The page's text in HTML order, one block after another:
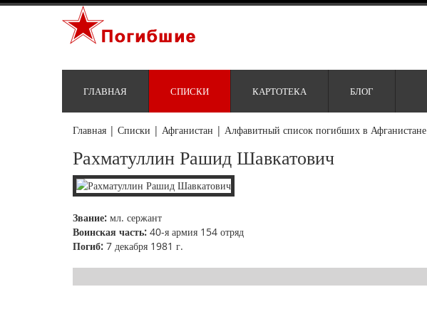
ГЛАВНАЯ СПИСКИ КАРТОТЕКА БЛОГ
Главная | Списки | Афганистан | Алфавитный список погибших в Афганистане
Рахматуллин Рашид Шавкатович
Звание: мл. сержант
Воинская часть: 40-я армия 154 отряд
Погиб: 7 декабря 1981 г.